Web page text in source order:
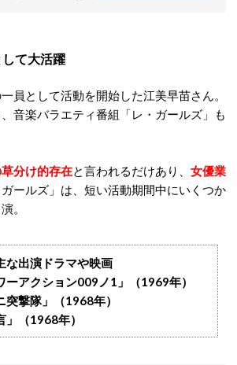
て大活躍
員として活動を開始した江美早苗さん。
音楽バラエティ番組「レ・ガールズ」も
分け的存在と言われるだけあり、 女優業
ールズ」は、短い活動期間中にいくつか
。
な出演ドラマや映画
ーアクション009ノ1」（1969年）
突撃隊」（1968年）
」（1968年）